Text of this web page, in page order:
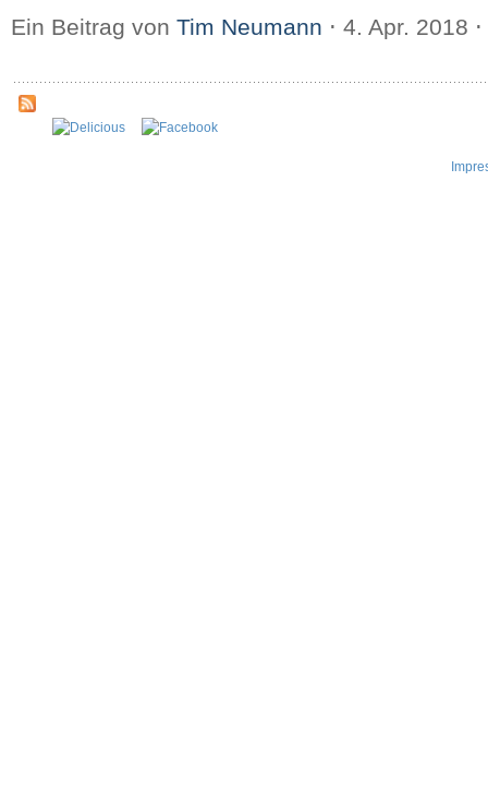
Ein Beitrag von Tim Neumann ⋅ 4. Apr. 2018 ⋅